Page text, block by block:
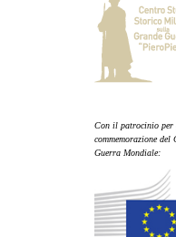
Con il patrocinio per
commemorazione
Guerra Mondiale: